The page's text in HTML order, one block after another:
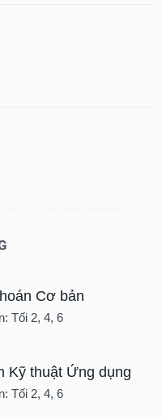
Cơ bản
Tối 2, 4, 6
Kỹ thuật Ứng dụng
Tối 2, 4, 6